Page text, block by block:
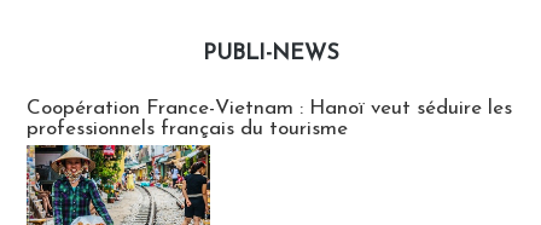
PUBLI-NEWS
Coopération France-Vietnam : Hanoï veut séduire les
professionnels français du tourisme